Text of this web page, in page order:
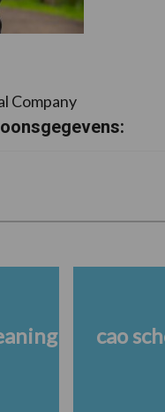
Company
cao